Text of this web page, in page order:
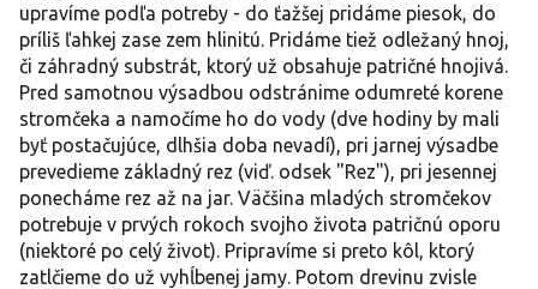
upravíme podľa potreby - do ťažšej pridáme piesok, do
príliš ľahkej zase zem hlinitú. Pridáme tiež odležaný hnoj,
či záhradný substrát, ktorý už obsahuje patričné ​​hnojivá.
Pred samotnou výsadbou odstránime odumreté korene
stromčeka a namočíme ho do vody (dve hodiny by mali
byť postačujúce, dlhšia doba nevadí), pri jarnej výsadbe
prevedieme základný rez (viď. odsek "Rez"), pri jesennej
ponecháme rez až na jar. Väčšina mladých stromčekov
potrebuje v prvých rokoch svojho života patričnú oporu
(niektoré po celý život). Pripravíme si preto kôl, ktorý
zatlčieme do už vyhĺbenej jamy. Potom drevinu zvisle